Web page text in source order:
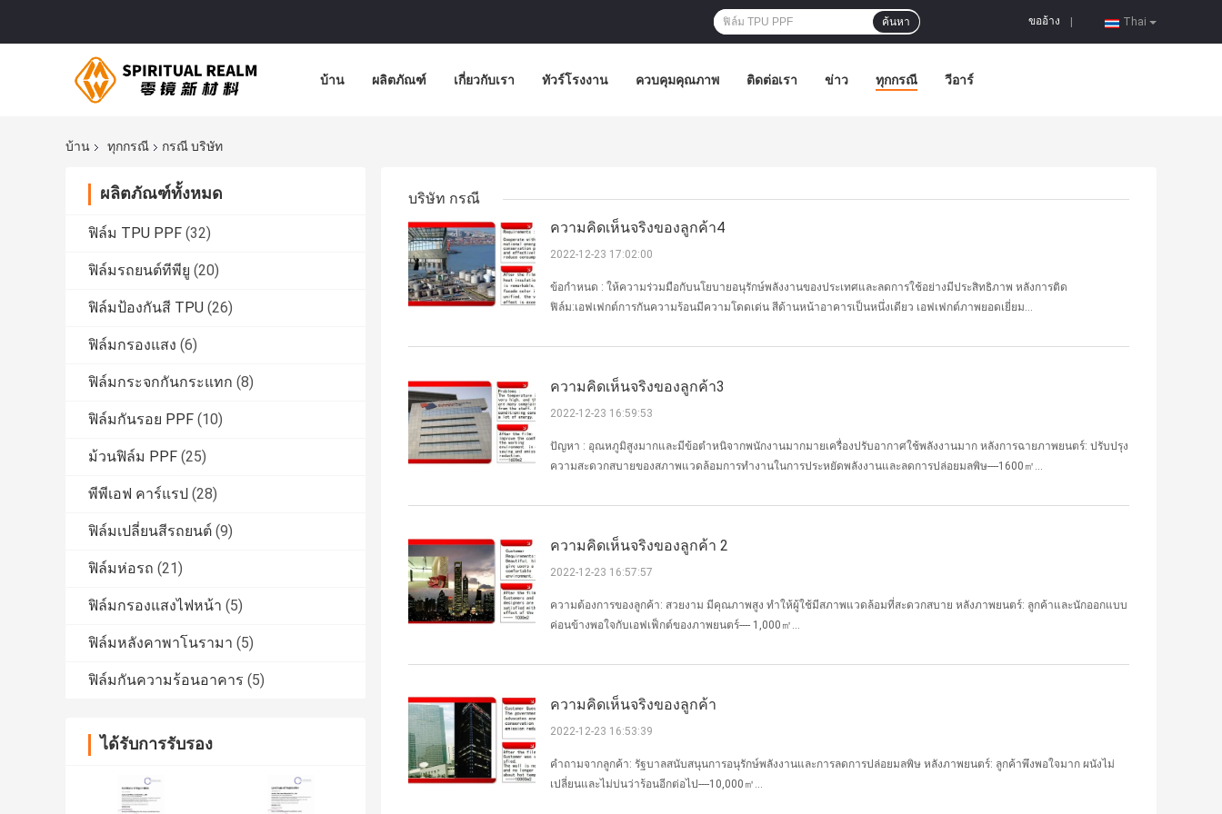
Thai
ขออ้าง
ค้นหา
บ้าน ผลิตภัณฑ์ เกี่ยวกับเรา ทัวร์โรงงาน ควบคุมคุณภาพ ติดต่อเรา ข่าว ทุกกรณี วีอาร์
บ้าน ทุกกรณี กรณี บริษัท
ผลิตภัณฑ์ทั้งหมด
ฟิล์ม TPU PPF (32)
ฟิล์มรถยนต์ทีพียู (20)
ฟิล์มป้องกันสี TPU (26)
ฟิล์มกรองแสง (6)
ฟิล์มกระจกกันกระแทก (8)
ฟิล์มกันรอย PPF (10)
ม้วนฟิล์ม PPF (25)
พีพีเอฟ คาร์แรป (28)
ฟิล์มเปลี่ยนสีรถยนต์ (9)
ฟิล์มห่อรถ (21)
ฟิล์มกรองแสงไฟหน้า (5)
ฟิล์มหลังคาพาโนรามา (5)
ฟิล์มกันความร้อนอาคาร (5)
ได้รับการรับรอง
บริษัท กรณี
ความคิดเห็นจริงของลูกค้า4
2022-12-23 17:02:00
ข้อกำหนด : ให้ความร่วมมือกับนโยบายอนุรักษ์พลังงานของประเทศและลดการใช้อย่างมีประสิทธิภาพ หลังการติด
ฟิล์ม:เอฟเฟกต์การกันความร้อนมีความโดดเด่น สีด้านหน้าอาคารเป็นหนึ่งเดียว เอฟเฟกต์ภาพยอดเยี่ยม...
ความคิดเห็นจริงของลูกค้า3
2022-12-23 16:59:53
ปัญหา : อุณหภูมิสูงมากและมีข้อตำหนิจากพนักงานมากมายเครื่องปรับอากาศใช้พลังงานมาก หลังการฉายภาพยนตร์: ปรับปรุง
ความสะดวกสบายของสภาพแวดล้อมการทำงานในการประหยัดพลังงานและลดการปล่อยมลพิษ----1600㎡...
ความคิดเห็นจริงของลูกค้า 2
2022-12-23 16:57:57
ความต้องการของลูกค้า: สวยงาม มีคุณภาพสูง ทำให้ผู้ใช้มีสภาพแวดล้อมที่สะดวกสบาย หลังภาพยนตร์: ลูกค้าและนักออกแบบ
ค่อนข้างพอใจกับเอฟเฟ็กต์ของภาพยนตร์---- 1,000㎡...
ความคิดเห็นจริงของลูกค้า
2022-12-23 16:53:39
คำถามจากลูกค้า: รัฐบาลสนับสนุนการอนุรักษ์พลังงานและการลดการปล่อยมลพิษ หลังภาพยนตร์: ลูกค้าพึงพอใจมาก ผนังไม่
เปลี่ยนและไม่บ่นว่าร้อนอีกต่อไป----10,000㎡...